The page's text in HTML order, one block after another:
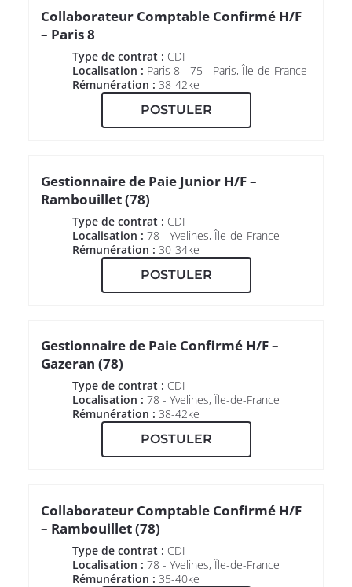
Collaborateur Comptable Confirmé H/F
– Paris 8
Type de contrat : CDI
Localisation : Paris 8 - 75 - Paris, Île-de-France
Rémunération : 38-42ke
POSTULER
Gestionnaire de Paie Junior H/F –
Rambouillet (78)
Type de contrat : CDI
Localisation : 78 - Yvelines, Île-de-France
Rémunération : 30-34ke
POSTULER
Gestionnaire de Paie Confirmé H/F –
Gazeran (78)
Type de contrat : CDI
Localisation : 78 - Yvelines, Île-de-France
Rémunération : 38-42ke
POSTULER
Collaborateur Comptable Confirmé H/F
– Rambouillet (78)
Type de contrat : CDI
Localisation : 78 - Yvelines, Île-de-France
Rémunération : 35-40ke